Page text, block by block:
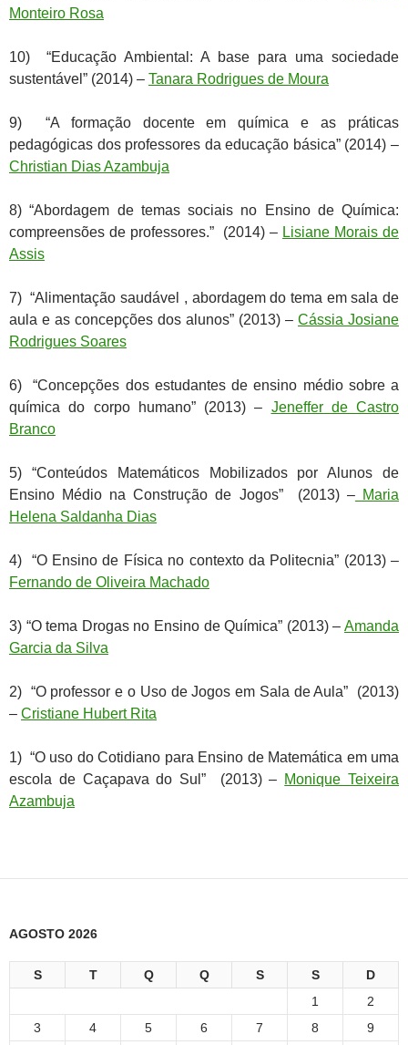
Monteiro Rosa
10) “Educação Ambiental: A base para uma sociedade
sustentável” (2014) – Tanara Rodrigues de Moura
9) “A formação docente em química e as práticas
pedagógicas dos professores da educação básica” (2014) –
Christian Dias Azambuja
8) “Abordagem de temas sociais no Ensino de Química:
compreensões de professores.” (2014) – Lisiane Morais de
Assis
7) “Alimentação saudável , abordagem do tema em sala de
aula e as concepções dos alunos” (2013) – Cássia Josiane
Rodrigues Soares
6) “Concepções dos estudantes de ensino médio sobre a
química do corpo humano” (2013) – Jeneffer de Castro
Branco
5) “Conteúdos Matemáticos Mobilizados por Alunos de
Ensino Médio na Construção de Jogos” (2013) –Maria
Helena Saldanha Dias
4) “O Ensino de Física no contexto da Politecnia” (2013) –
Fernando de Oliveira Machado
3) “O tema Drogas no Ensino de Química” (2013) – Amanda
Garcia da Silva
2) “O professor e o Uso de Jogos em Sala de Aula” (2013)
– Cristiane Hubert Rita
1) “O uso do Cotidiano para Ensino de Matemática em uma
escola de Caçapava do Sul” (2013) – Monique Teixeira
Azambuja
AGOSTO 2026
S T Q Q S S
D
1
2
3
4 5 6 7 8 9